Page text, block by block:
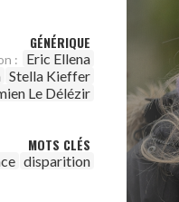
GÉNÉRIQUE
: Eric Ellena
Stella Kieffer
Le Délézir
MOTS CLÉS
disparition